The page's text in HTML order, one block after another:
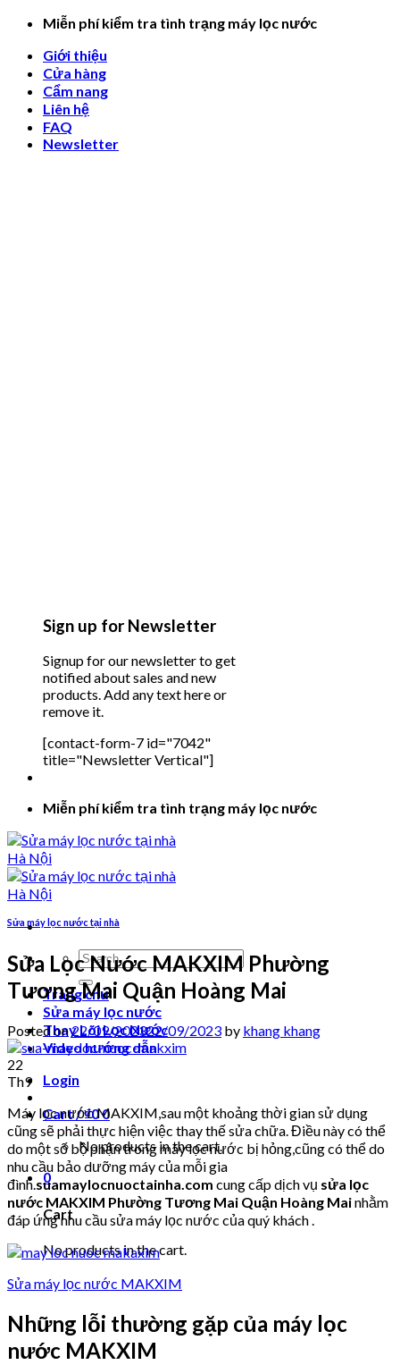
Skip
content
Miễn phí kiểm tra tình trạng máy lọc nước
Giới thiệu
Cửa hàng
Cẩm nang
Liên hệ
FAQ
Newsletter
Sign up for Newsletter
Signup for our newsletter to get
notified about sales and new
products. Add any text here or
remove it.
[contact-form-7 id="7042"
title="Newsletter Vertical"]
Miễn phí kiểm tra tình trạng máy lọc nước
Search
for:
Trang chủ
Sửa máy lọc nước
Thay Lõi Lọc Nước
Video hướng dẫn
Login
Cart /₫00
No products in the cart.
0
Cart
No products in the cart.
Sửa máy lọc nước tại nhà
Sửa Lọc Nước MAKXIM Phường
Tương Mai Quận Hoàng Mai
Posted on22/09/202322/09/2023 by khang khang
22
Th9
Máy lọc nước MAKXIM,sau một khoảng thời gian sử dụng
cũng sẽ phải thực hiện việc thay thế sửa chữa. Điều này có thể
do một số bộ phận trong máy lọc nước bị hỏng,cũng có thể do
nhu cầu bảo dưỡng máy của mỗi gia
đình.suamaylocnuoctainha.com cung cấp dịch vụ sửa lọc
nước MAKXIM Phường Tương Mai Quận Hoàng Mainhằm
đáp ứng nhu cầu sửa máy lọc nước của quý khách .
Sửa máy lọc nước MAKXIM
Những lỗi thường gặp của máy lọc
nước MAKXIM